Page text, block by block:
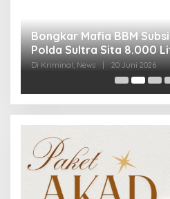
Bongkar Mafia BBM
Polda Sultra Sita 8.000
Ringkus 3 Tersangka
Di Kriminal, News | 20 Juni 2026